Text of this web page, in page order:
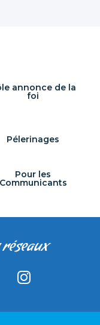
annonce de la
foi
Pélerinages
Pour les
Communicants